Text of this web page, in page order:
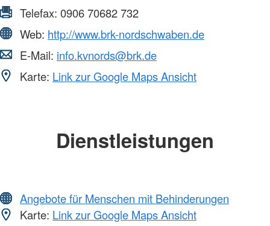
Telefax: 0906 70682 732
Web: http://www.brk-nordschwaben.de
E-Mail: info.kvnords@brk.de
Karte: Link zur Google Maps Ansicht
Dienstleistungen
Angebote für Menschen mit Behinderungen
Karte: Link zur Google Maps Ansicht